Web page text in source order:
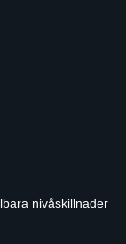
nivåskillnader